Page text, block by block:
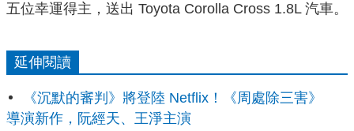
五位幸運得主，送出 Toyota Corolla Cross 1.8L 汽車。
延伸閱讀
《沉默的審判》將登陸 Netflix！《周處除三害》
導演新作，阮經天、王淨主演